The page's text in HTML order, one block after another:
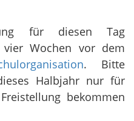
für diesen Tag
Wochen vor dem
. Bitte
Halbjahr nur für
bekommen